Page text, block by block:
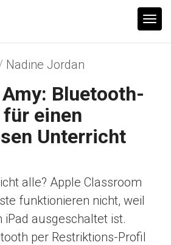
T
Nadine Jordan
Bluetooth-
einen
Unterricht
alle? Apple Classroom
funktionieren nicht, weil
ausgeschaltet ist.
per Restriktions-Profil